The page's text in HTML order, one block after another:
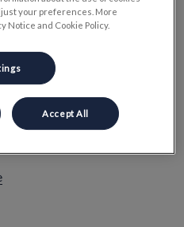
your preferences. More
Notice and Cookie Policy.
Accept All